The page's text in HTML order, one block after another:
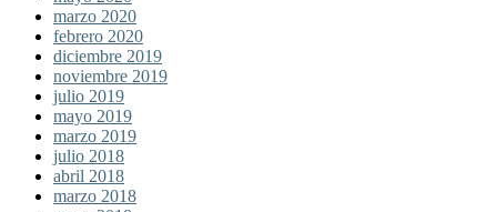
marzo 2020
febrero 2020
diciembre 2019
noviembre 2019
julio 2019
mayo 2019
marzo 2019
julio 2018
abril 2018
marzo 2018